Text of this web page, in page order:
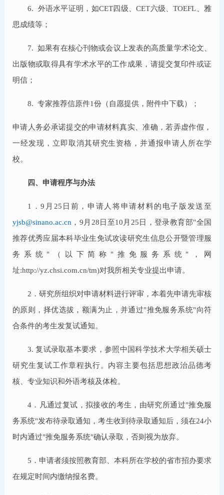
6. 外语水平证明，如CET四级、CET六级、TOEFL、雅
思成绩等；
7. 如果有在核心刊物或会议上发表的高质量学术论文、
出版物或取得具有学术水平的工作成果，请提交复印件或证
明信；
8. 专家推荐信原件1份（自愿提供，附件中下载）；
申请人务必承诺提交的申请材料真实、准确，若弄虚作假，
一经发现，立即取消其研究生资格，并通报申请人所在学
校。
四、申请程序与办法
1．9月25日前，申请人将申请材料的电子版发送至
yjsb@sinano.ac.cn ，9月28日至10月25日，登录教育部"全国
推荐优秀应届本科毕业生免试攻读研究生信息公开暨管理服
务系统"（以下简称"推免服务系统"，网
址:http://yz.chsi.com.cn/tm)对我所相关专业提出申请。
2．研究所组织对申请材料进行评审，本着先申请先审核
的原则，择优选拔，额满为止，并通过"推免服务系统"向符
合条件的考生发复试通知。
3. 复试录取基本要求，参照中国科学技术大学相关硕士
研究生复试工作章程执行。内容主要包括思想政治品德考
核、专业知识和外语考核及体检。
4．凡通过复试，拟接收的考生，由研究所通过"推免服
务系统"发布待录取通知，考生收到待录取通知后，须在24小
时内通过"推免服务系统"确认录取，否则视为放弃。
5．申请者须按照教育部、本科所在学校的省市招办要求
在规定时间内缴纳报名费。